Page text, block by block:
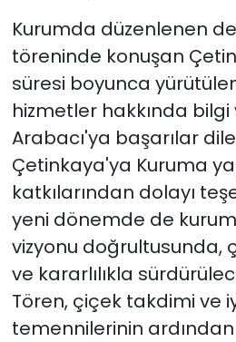
Kurumda düzenlenen
töreninde konuşan
süresi boyunca
hizmetler hakkında bilgi
Arabacı'ya başarılar
Çetinkaya'ya Kuruma
katkılarından dolayı
yeni dönemde de
vizyonu doğrultusunda,
ve kararlılıkla
Tören, çiçek takdimi ve
temennilerinin